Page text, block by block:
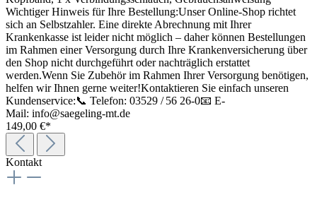
Wichtiger Hinweis für Ihre Bestellung:Unser Online-Shop richtet
sich an Selbstzahler. Eine direkte Abrechnung mit Ihrer
Krankenkasse ist leider nicht möglich – daher können Bestellungen
im Rahmen einer Versorgung durch Ihre Krankenversicherung über
den Shop nicht durchgeführt oder nachträglich erstattet
werden.Wenn Sie Zubehör im Rahmen Ihrer Versorgung benötigen,
helfen wir Ihnen gerne weiter!Kontaktieren Sie einfach unseren
Kundenservice:📞 Telefon: 03529 / 56 26-0📧 E-
Mail: info@saegeling-mt.de
149,00 €*
Kontakt